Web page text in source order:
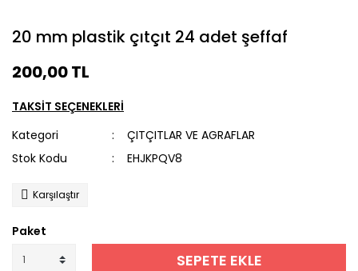
20 mm plastik çıtçıt 24 adet şeffaf
200,00 TL
TAKSİT SEÇENEKLERİ
Kategori
ÇITÇITLAR VE AGRAFLAR
Stok Kodu
EHJKPQV8
Karşılaştır
Paket
SEPETE EKLE